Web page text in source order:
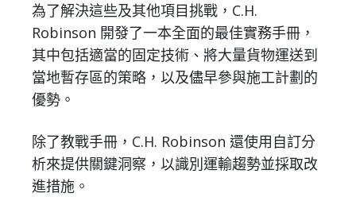
為了解決這些及其他項目挑戰，C.H.
Robinson 開發了一本全面的最佳實務手冊，
其中包括適當的固定技術、將大量貨物運送到
當地暫存區的策略，以及儘早參與施工計劃的
優勢。
除了教戰手冊，C.H. Robinson 還使用自訂分
析來提供關鍵洞察，以識別運輸趨勢並採取改
進措施。